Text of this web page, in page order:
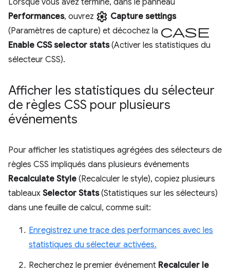
Lorsque vous avez terminé, dans le panneau
Performances, ouvrez settings Capture settings
(Paramètres de capture) et décochez la case
Enable CSS selector stats(Activer les statistiques du
sélecteur CSS).
Afficher les statistiques du sélecteur
de règles CSS pour plusieurs
événements
Pour afficher les statistiques agrégées des sélecteurs de
règles CSS impliqués dans plusieurs événements
Recalculate Style (Recalculer le style), copiez plusieurs
tableaux Selector Stats(Statistiques sur les sélecteurs)
dans une feuille de calcul, comme suit:
Enregistrez une trace des performances avec les
statistiques du sélecteur activées.
Recherchez le premier événement Recalculer le